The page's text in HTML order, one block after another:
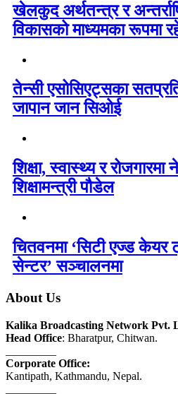
खेलकुद अर्थतन्त्र र
विकासको माध्यमका रूपमा
तेन्सी एसोसिएट्सका
जापान जान सिओई
शिक्षा, स्वास्थ्य र
शिक्षामन्त्री पौडेल
चितवनमा ‘सिटी एज्ड केयर
सेन्टर’ सञ्चालनमा
About Us
Kalika Broadcasting Network Pvt.
Head Office: Bharatpur, Chitwan.
Corporate Office:
Kantipath, Kathmandu, Nepal.